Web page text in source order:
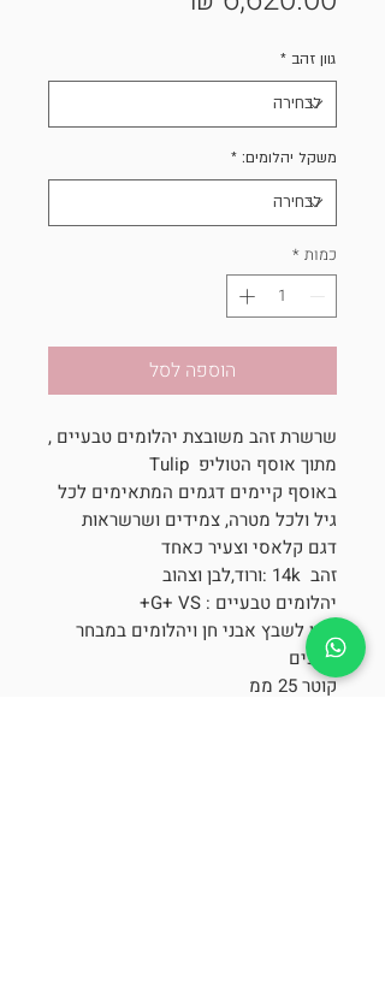
גוון זהב *
משקל יהלומים: *
כמות *
הוספה לסל
שרשרת זהב משובצת יהלומים טבעיים ,
מתוך אוסף הטוליפ Tulip
באוסף קיימים דגמים המתאימים לכל
גיל ולכל מטרה, צמידים ושרשראות
דגם קלאסי וצעיר כאחד
זהב 14k :ורוד,לבן וצהוב
יהלומים טבעיים : G+ VS+
ניתן לשבץ אבני חן ויהלומים במבחר
צבעים
קוטר 25 ממ